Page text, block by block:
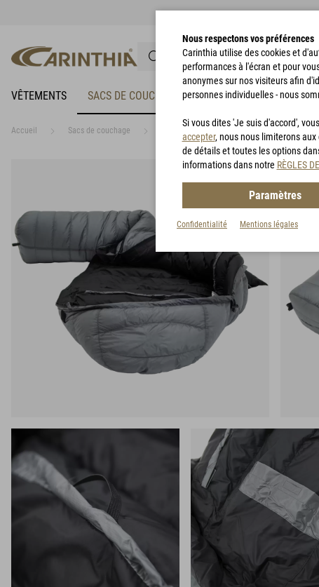
VÊTEMENTS SACS DE COUCHAGE VÊTEMENTS DE PLUIE
Accueil Sacs de couchage
Nous respectons vos préférences
Carinthia utilise des cookies et
performances à l'écran et pour
anonymes sur nos visiteurs afin
personnes individuelles - nous
Si vous dites 'Je suis d'accord',
accepter, nous nous limiterons
de détails et toutes les options
informations dans notre RÈGLES
Paramètres
Confidentialité Mentions légales